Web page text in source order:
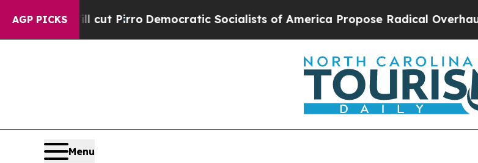
AGP PICKS
cut Pirro Democratic Socialists of America Propose Radical Overhaul of US Govt
Menu